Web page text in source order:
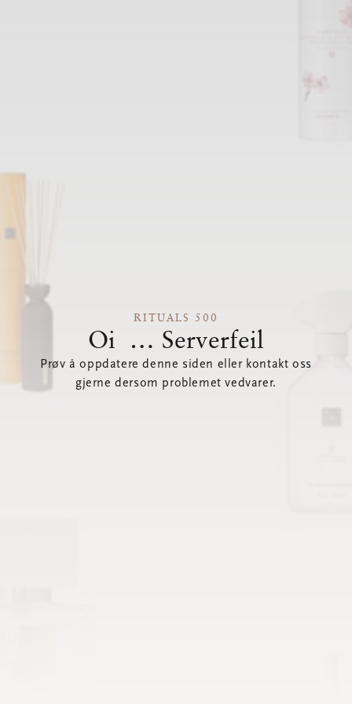
RITUALS 500
Oi … Serverfeil
Prøv å oppdatere denne siden eller kontakt oss
gjerne dersom problemet vedvarer.